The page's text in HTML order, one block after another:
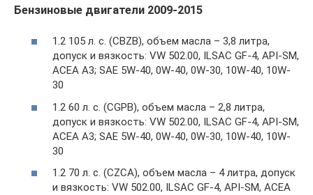
Бензиновые двигатели 2009-2015
1.2 105 л. с. (CBZB), объем масла – 3,8 литра,
допуск и вязкость: VW 502.00, ILSAC GF-4, API-SM,
ACEA A3; SAE 5W-40, 0W-40, 0W-30, 10W-40, 10W-
30
1.2 60 л. с. (CGPB), объем масла – 2,8 литра,
допуск и вязкость: VW 502.00, ILSAC GF-4, API-SM,
ACEA A3; SAE 5W-40, 0W-40, 0W-30, 10W-40, 10W-
30
1.2 70 л. с. (CZCA), объем масла – 4 литра, допуск
и вязкость: VW 502.00, ILSAC GF-4, API-SM, ACEA